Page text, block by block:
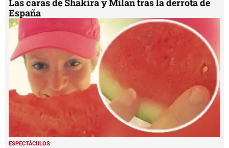
Las caras de Shakira y Milan tras la derrota de
España
ESPECTÁCULOS